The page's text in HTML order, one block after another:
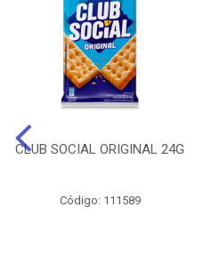
CLUB SOCIAL ORIGINAL 24G
Código: 111589